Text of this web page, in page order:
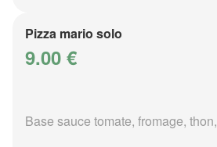
Pizza mario solo
9.00 €
Base sauce tomate, fromage,